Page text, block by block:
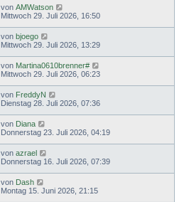
von AMWatson
Mittwoch 29. Juli 2026, 16:50
von bjoego
Mittwoch 29. Juli 2026, 13:29
von Martina0610brenner#
Mittwoch 29. Juli 2026, 06:23
von FreddyN
Dienstag 28. Juli 2026, 07:36
von Diana
Donnerstag 23. Juli 2026, 04:19
von azrael
Donnerstag 16. Juli 2026, 07:39
von Dash
Montag 15. Juni 2026, 21:15